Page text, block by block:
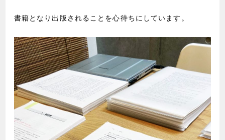
書籍となり出版されることを心待ちにしています。